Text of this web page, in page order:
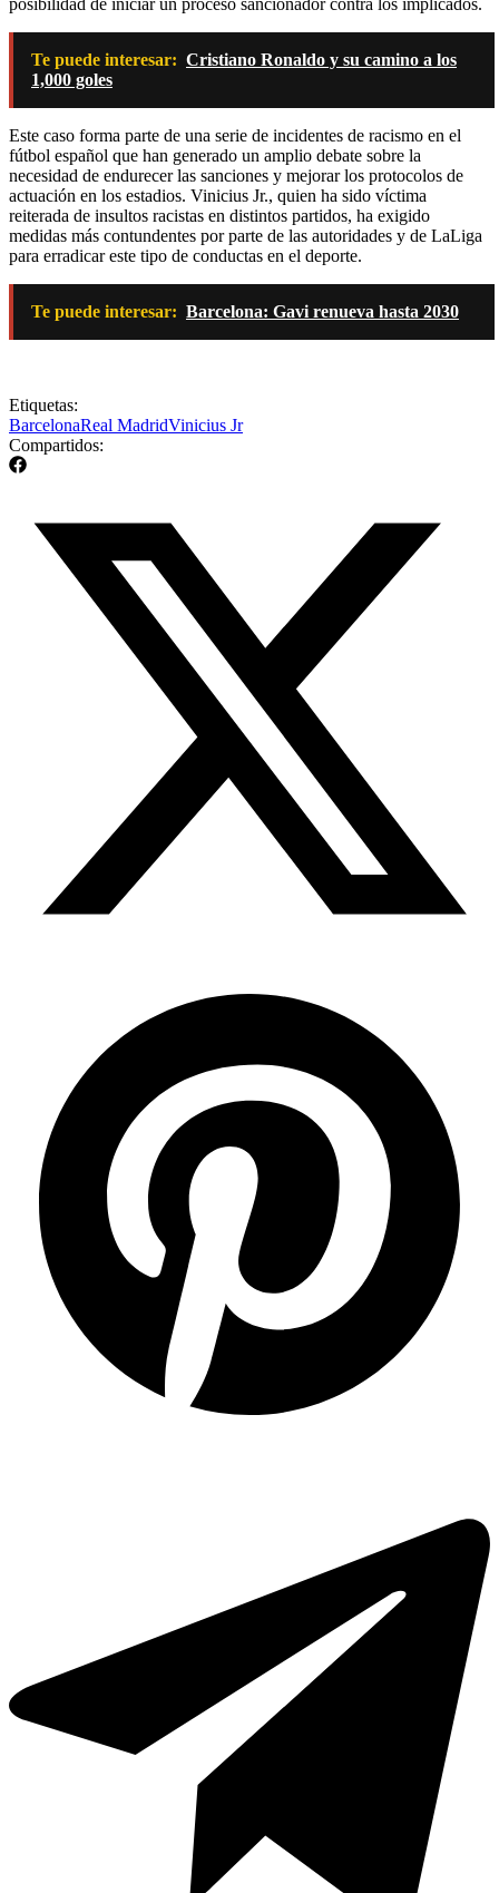
Te puede interesar: Cristiano Ronaldo y su camino a los
1,000 goles
Este caso forma parte de una serie de incidentes de racismo en el
fútbol español que han generado un amplio debate sobre la
necesidad de endurecer las sanciones y mejorar los protocolos de
actuación en los estadios. Vinicius Jr., quien ha sido víctima
reiterada de insultos racistas en distintos partidos, ha exigido
medidas más contundentes por parte de las autoridades y de LaLiga
para erradicar este tipo de conductas en el deporte.
Te puede interesar: Barcelona: Gavi renueva hasta 2030
Etiquetas:
BarcelonaReal MadridVinicius Jr
Compartidos: